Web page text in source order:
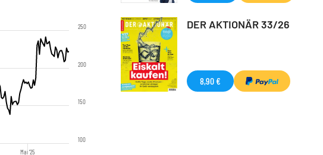
Mai '25
100
150
200
250 DER AKTIONÄR 33/26
8,90 €